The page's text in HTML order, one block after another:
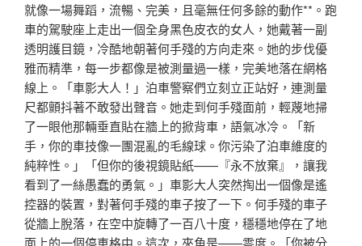
就像一場舞蹈，流暢、完美，且毫無任何多餘的動作**。跑
車的駕駛座上走出一個全身黑色皮衣的女人，她戴著一副
透明護目鏡，冷酷地朝著何手殘的方向走來。她的步伐優
雅而精準，每一步都像是被測量過一樣，完美地落在網格
線上。「車影大人！」泊車警察們立刻立正站好，連測量
尺都顫抖著不敢發出聲音。她走到何手殘面前，輕蔑地掃
了一眼他那輛垂直貼在牆上的掀背車，語氣冰冷。「新
手，你的車技像一團混亂的毛線球。你污染了泊車維度的
純粹性。」「但你的後視鏡貼紙——『永不放棄』，讓我
看到了一絲愚蠢的勇氣。」車影大人突然掏出一個像是遙
控器的裝置，對著何手殘的車子按了一下。何手殘的車子
從牆上脫落，在空中旋轉了一百八十度，穩穩地停在了地
面上的一個停車格中。這次，夾角是——零度。「你被分